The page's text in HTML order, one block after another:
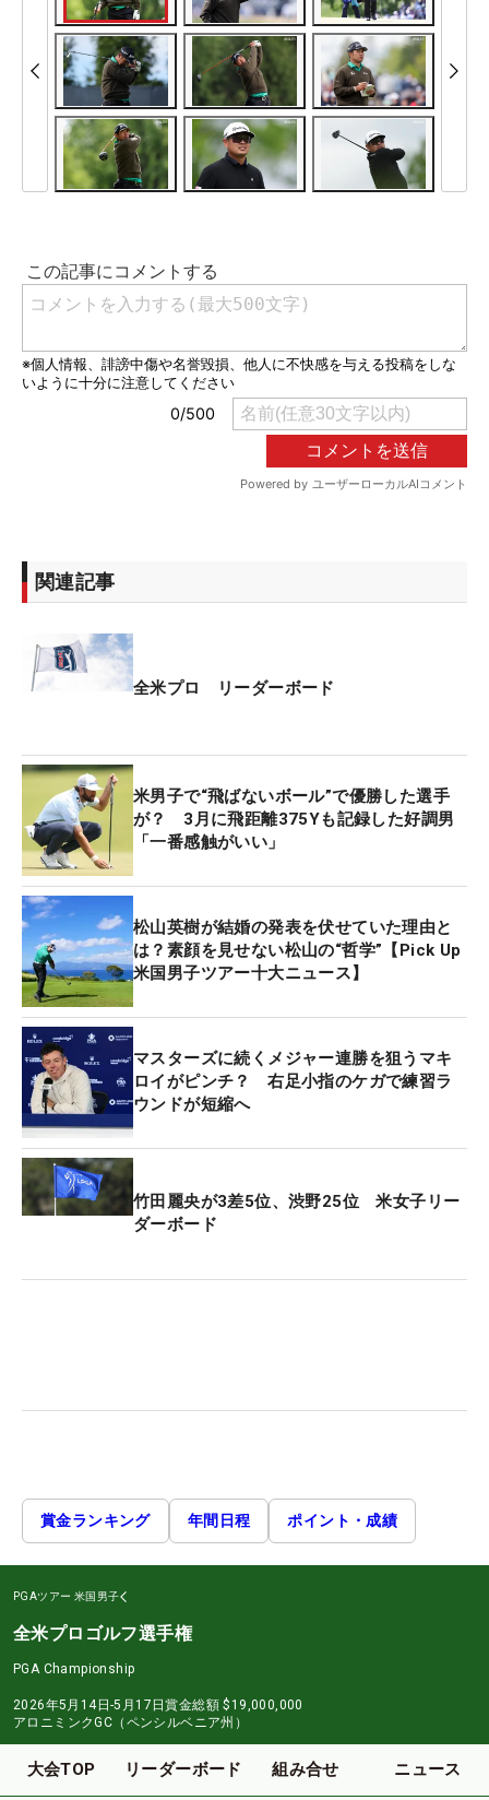
関連記事
全米プロ リーダーボード
米男子で“飛ばないボール”で優勝した選手
が？ 3月に飛距離375Yも記録した好調男
「一番感触がいい」
松山英樹が結婚の発表を伏せていた理由と
は？素顔を見せない松山の“哲学”【Pick Up
米国男子ツアー十大ニュース】
マスターズに続くメジャー連勝を狙うマキ
ロイがピンチ？ 右足小指のケガで練習ラ
ウンドが短縮へ
竹田麗央が3差5位、渋野25位 米女子リー
ダーボード
賞金ランキング 年間日程 ポイント・成績
PGAツアー 米国男子
全米プロゴルフ選手権
PGA Championship
2026年5月14日-5月17日賞金総額 $19,000,000
アロニミンクGC（ペンシルベニア州）
大会TOP リーダーボード 組み合せ ニュース